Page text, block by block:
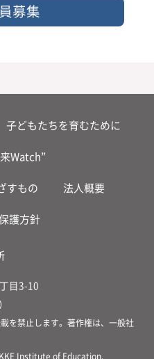
募集
子どもたちを育むために
Watch”
すもの 法人概要
護方針
目3-10
を禁止します。著作権は、一般社
Institute of Education.